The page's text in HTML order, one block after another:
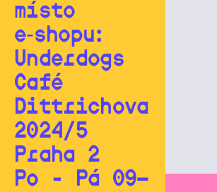
místo
e‑shopu:
Underdogs
Café
Dittrichova
2024/5
Praha 2
Po - Pá 09—